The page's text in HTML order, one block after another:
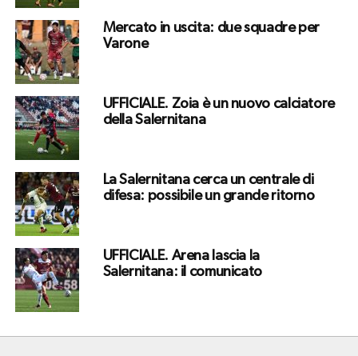
Mercato in uscita: due squadre per
Varone
UFFICIALE. Zoia è un nuovo calciatore
della Salernitana
La Salernitana cerca un centrale di
difesa: possibile un grande ritorno
UFFICIALE. Arena lascia la
Salernitana: il comunicato